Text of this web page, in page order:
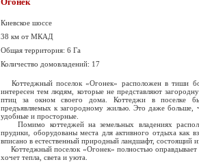
Киевское шоссе
38 км от МКАД
Общая территория: 6 Га
Количество домовладений: 17
Коттеджный поселок «Огонек» расположен в тиши
интересен тем людям, которые не представляют
птиц за окном своего дома. Коттеджи в поселке
предъявляемых к загородному жилью. Это даже больше,
удобные и просторные.
Помимо коттеджей на земельных владениях
прудики, оборудованы места для активного отдыха как
вписано в естественный природный ландшафт, состоящий
Коттеджный поселок «Огонек» полностью оправдывает
хочет тепла, света и уюта.